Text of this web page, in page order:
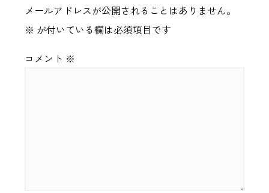
メールアドレスが公開されることはありません。
※ が付いている欄は必須項目です
コメント ※